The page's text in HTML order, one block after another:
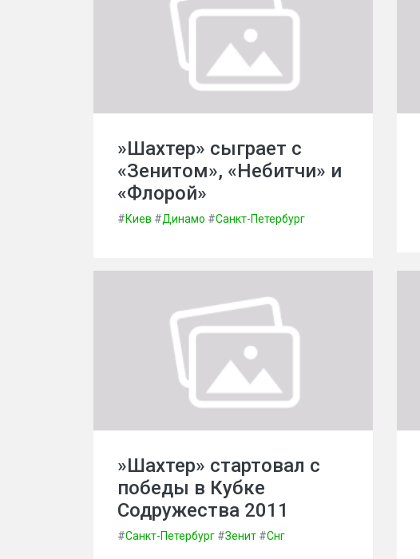
»Шахтер» сыграет с
«Зенитом», «Небитчи» и
«Флорой»
#Киев #Динамо #Санкт-Петербург
»Шахтер» стартовал с
победы в Кубке
Содружества 2011
#Санкт-Петербург #Зенит #Снг